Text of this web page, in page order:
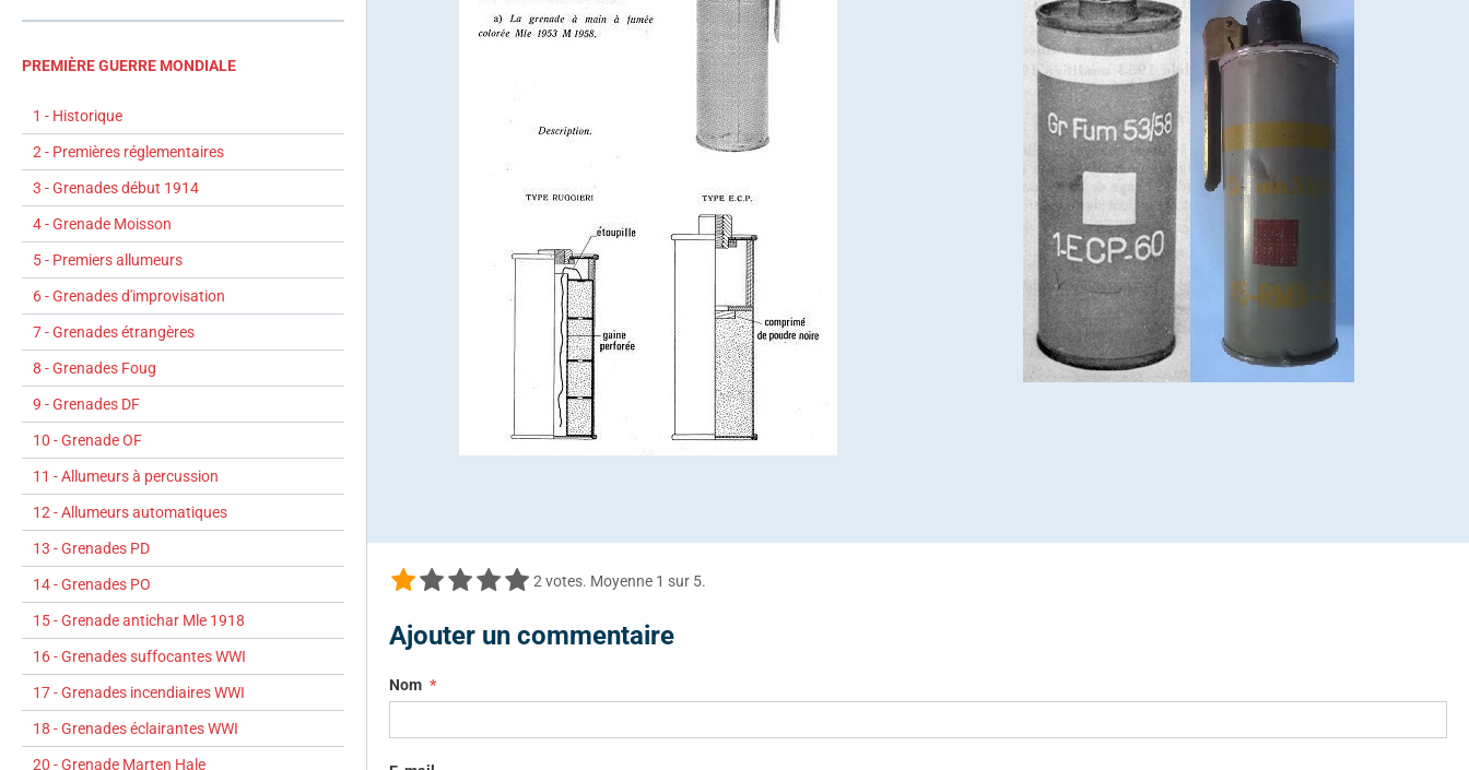
2 votes. Moyenne 1 sur 5.
Ajouter un commentaire
Nom
PREMIÈRE GUERRE MONDIALE
1 - Historique
2 - Premières réglementaires
3 - Grenades début 1914
4 - Grenade Moisson
5 - Premiers allumeurs
6 - Grenades d'improvisation
7 - Grenades étrangères
8 - Grenades Foug
9 - Grenades DF
10 - Grenade OF
11 - Allumeurs à percussion
12 - Allumeurs automatiques
13 - Grenades PD
14 - Grenades PO
15 - Grenade antichar Mle 1918
16 - Grenades suffocantes WWI
17 - Grenades incendiaires WWI
18 - Grenades éclairantes WWI
20 - Grenade Marten Hale